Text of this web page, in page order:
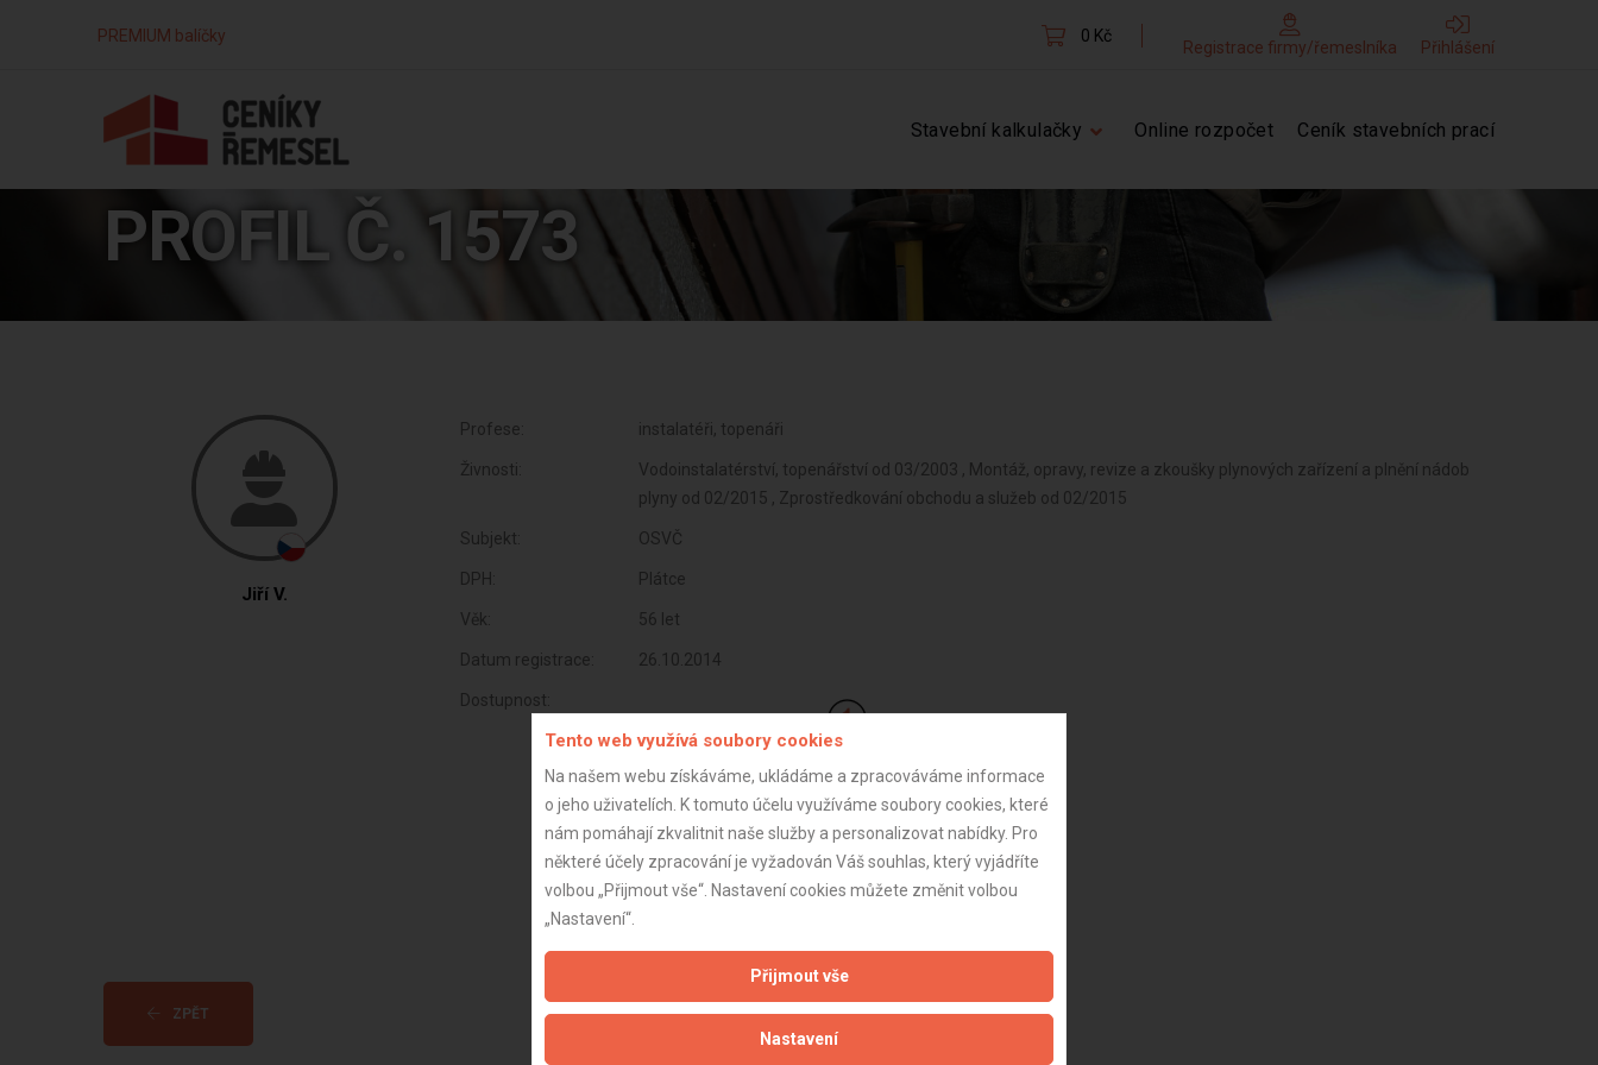
PREMIUM balíčky 0 Kč
Registrace firmy/řemeslníka Přihlášení
Stavební kalkulačky Online rozpočet Ceník stavebních prací
PROFIL Č. 1573
Jiří V.
Profese: instalatéři, topenáři
Živnosti:
Vodoinstalatérství, topenářství od 03/2003 , Montáž, opravy, revize a zkoušky plynových zařízení a plnění nádob
plyny od 02/2015 , Zprostředkování obchodu a služeb od 02/2015
Subjekt: OSVČ
DPH: Plátce
Věk: 56 let
Datum registrace: 26.10.2014
Dostupnost:
ZPĚT Aktualizováno z portálu ARES dne 01.12.2025 22:15:01
Tento web využívá soubory cookies
Na našem webu získáváme, ukládáme a zpracováváme informace
o jeho uživatelích. K tomuto účelu využíváme soubory cookies, které
nám pomáhají zkvalitnit naše služby a personalizovat nabídky. Pro
některé účely zpracování je vyžadován Váš souhlas, který vyjádříte
volbou „Přijmout vše“. Nastavení cookies můžete změnit volbou
„Nastavení“.
Přijmout vše
Nastavení